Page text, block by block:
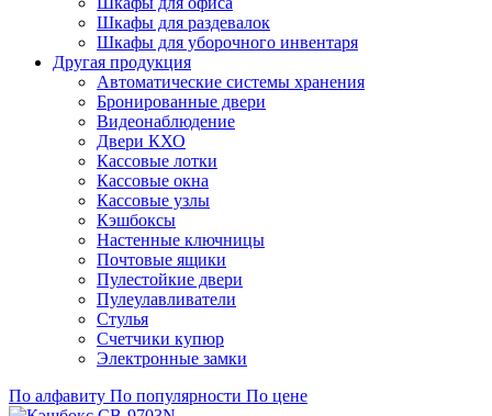
Шкафы для раздевалок
Шкафы для уборочного инвентаря
Другая продукция
Автоматические системы хранения
Бронированные двери
Видеонаблюдение
Двери КХО
Кассовые лотки
Кассовые окна
Кассовые узлы
Кэшбоксы
Настенные ключницы
Почтовые ящики
Пулестойкие двери
Пулеулавливатели
Стулья
Счетчики купюр
Электронные замки
По алфавиту По популярности По цене